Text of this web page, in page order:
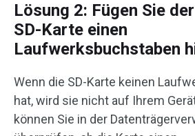
Lösung 2: Fügen Sie
SD-Karte einen
Laufwerksbuchstaben
Wenn die SD-Karte keinen
hat, wird sie nicht auf Ihrem
können Sie in der